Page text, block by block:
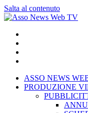
Salta al contenuto
ASSO NEWS
PRODUZIONE